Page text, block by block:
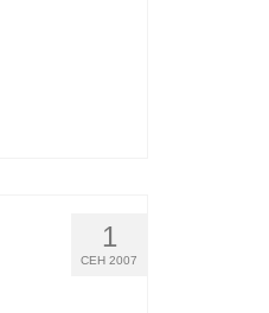
1
СЕН 2007